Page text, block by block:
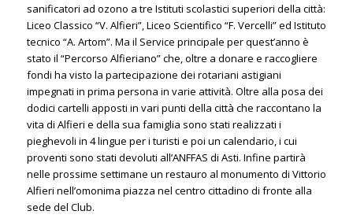
sanificatori ad ozono a tre Istituti scolastici superiori della città:
Liceo Classico “V. Alfieri”, Liceo Scientifico “F. Vercelli” ed Istituto
tecnico “A. Artom”. Ma il Service principale per quest’anno è
stato il “Percorso Alfieriano” che, oltre a donare e raccogliere
fondi ha visto la partecipazione dei rotariani astigiani
impegnati in prima persona in varie attività. Oltre alla posa dei
dodici cartelli apposti in vari punti della città che raccontano la
vita di Alfieri e della sua famiglia sono stati realizzati i
pieghevoli in 4 lingue per i turisti e poi un calendario, i cui
proventi sono stati devoluti all’ANFFAS di Asti. Infine partirà
nelle prossime settimane un restauro al monumento di Vittorio
Alfieri nell’omonima piazza nel centro cittadino di fronte alla
sede del Club.